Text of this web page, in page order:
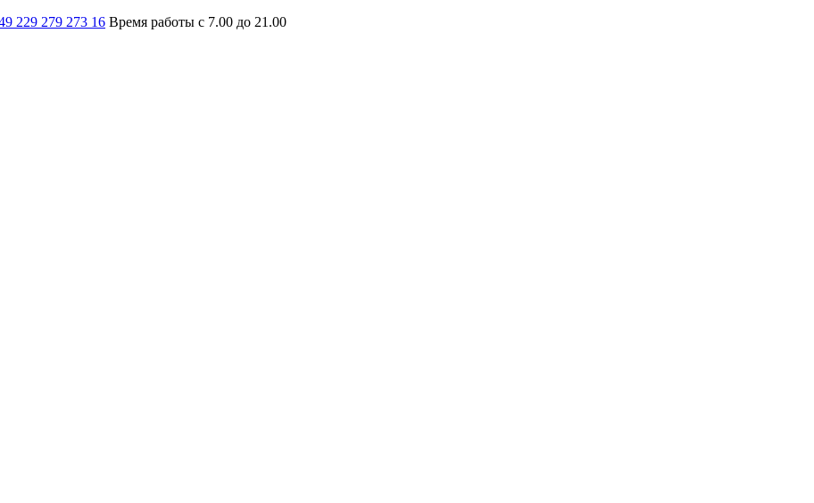
229 279 273 16 Время работы с 7.00 до 21.00